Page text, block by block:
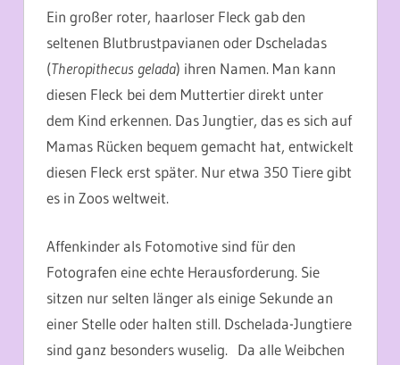
Ein großer roter, haarloser Fleck gab den
seltenen Blutbrustpavianen oder Dscheladas
(Theropithecus gelada) ihren Namen. Man kann
diesen Fleck bei dem Muttertier direkt unter
dem Kind erkennen. Das Jungtier, das es sich auf
Mamas Rücken bequem gemacht hat, entwickelt
diesen Fleck erst später. Nur etwa 350 Tiere gibt
es in Zoos weltweit.
Affenkinder als Fotomotive sind für den
Fotografen eine echte Herausforderung. Sie
sitzen nur selten länger als einige Sekunde an
einer Stelle oder halten still. Dschelada-Jungtiere
sind ganz besonders wuselig. Da alle Weibchen